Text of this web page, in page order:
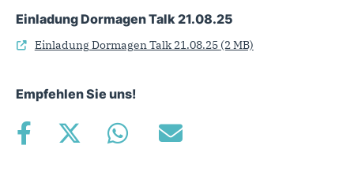
Einladung Dormagen Talk 21.08.25
Einladung Dormagen Talk 21.08.25 (2 MB)
Empfehlen Sie uns!